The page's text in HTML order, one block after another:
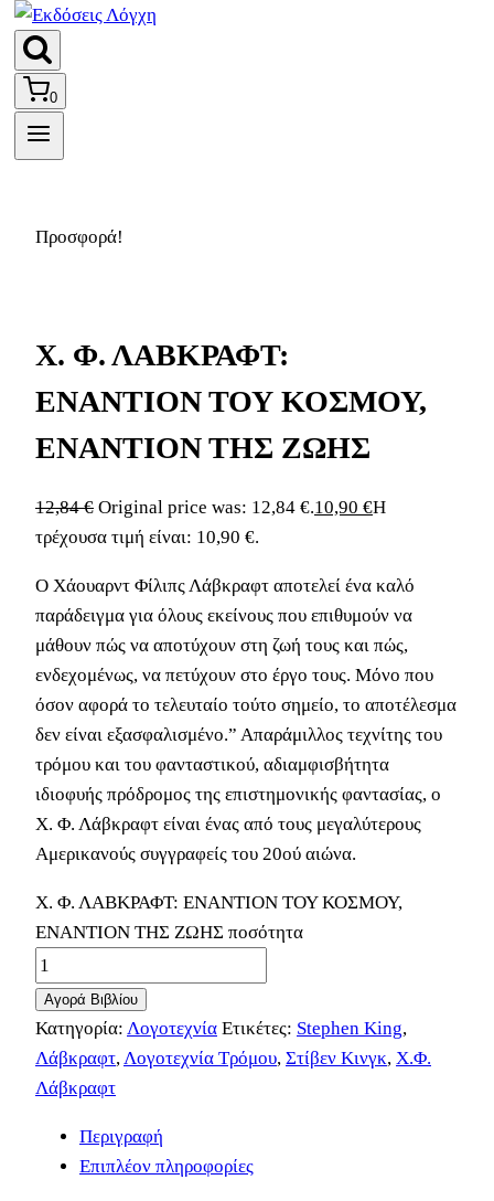
0
Προσφορά!
Χ. Φ. ΛΑΒΚΡΑΦΤ:
ΕΝΑΝΤΙΟΝ ΤΟΥ ΚΟΣΜΟΥ,
ΕΝΑΝΤΙΟΝ ΤΗΣ ΖΩΗΣ
12,84€ Original price was: 12,84 €.10,90 €Η
τρέχουσα τιμή είναι: 10,90 €.
O Χάουαρντ Φίλιπς Λάβκραφτ αποτελεί ένα καλό
παράδειγμα για όλους εκείνους που επιθυμούν να
μάθουν πώς να αποτύχουν στη ζωή τους και πώς,
ενδεχομένως, να πετύχουν στο έργο τους. Μόνο που
όσον αφορά το τελευταίο τούτο σημείο, το αποτέλεσμα
δεν είναι εξασφαλισμένο.” Απαράμιλλος τεχνίτης του
τρόμου και του φανταστικού, αδιαμφισβήτητα
ιδιοφυής πρόδρομος της επιστημονικής φαντασίας, ο
Χ. Φ. Λάβκραφτ είναι ένας από τους μεγαλύτερους
Αμερικανούς συγγραφείς του 20ού αιώνα.
Χ. Φ. ΛΑΒΚΡΑΦΤ: ΕΝΑΝΤΙΟΝ ΤΟΥ ΚΟΣΜΟΥ,
ΕΝΑΝΤΙΟΝ ΤΗΣ ΖΩΗΣ ποσότητα
Αγορά Βιβλίου
Κατηγορία: Λογοτεχνία Ετικέτες: Stephen King,
Λάβκραφτ, Λογοτεχνία Τρόμου, Στίβεν Κινγκ, Χ.Φ.
Λάβκραφτ
Περιγραφή
Επιπλέον πληροφορίες